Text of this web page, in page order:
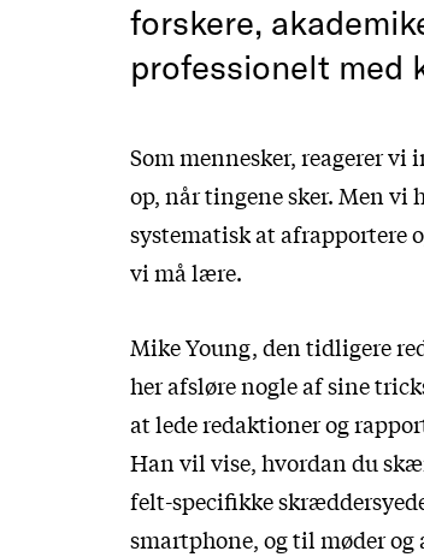
forskere,
professionelt med
Som mennesker, reagerer
op, når tingene sker. Men
systematisk at afrapportere
vi må lære.
Mike Young, den tidligere
her afsløre nogle af sine
at lede redaktioner og
Han vil vise, hvordan du
felt-specifikke
smartphone, og til møder og